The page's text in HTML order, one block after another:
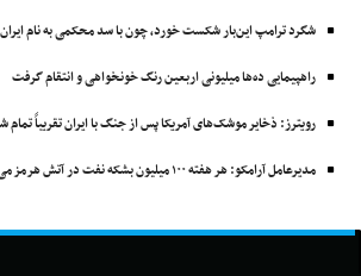
شگرد ترامپ این‌بار شکست خورد، چون با سد محکمی به نام
راهپیمایی ده‌ها میلیونی اربعین رنگ خونخواهی و انتقام گرفت
رویترز: ذخایر موشک‌های آمریکا پس از جنگ با ایران تقریباً تمام
مدیرعامل آرامکو: هر هفته ۱۰۰ میلیون بشکه نفت در آتش هرمز می‌سوزد